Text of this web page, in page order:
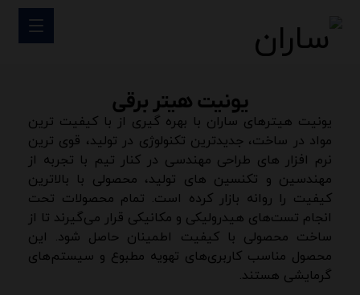
یونیت هیتر برقی
یونیت هیترهای ساران با بهره گیری از با کیفیت ترین
مواد در ساخت، جدیدترین تکنولوژی در تولید، قوی ترین
نرم افزار های طراحی مهندسی در کنار تیم با تجربه از
مهندسین و تکنسین های تولید، محصولی با بالاترین
کیفیت را روانه بازار کرده است. تمام محصولات تحت
انجام تست‌های هیدرولیکی و مکانیکی قرار می‌گیرند تا از
ساخت محصولی با کیفیت اطمینان حاصل شود. این
محصول مناسب کاربری‌های تهویه مطبوع و سیستم‌های
گرمایشی هستند.